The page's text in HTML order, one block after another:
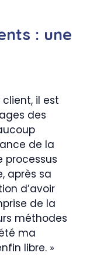
: une
client, il est
des
de la
processus
après sa
d’avoir
de la
méthodes
ma
libre. »